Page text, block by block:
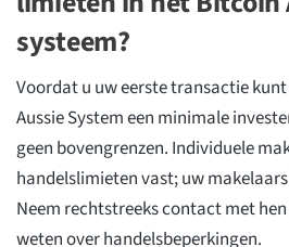
systeem?
Voordat u uw eerste transactie
Aussie System een minimale
geen bovengrenzen. Individuele
handelslimieten vast; uw
Neem rechtstreeks contact met
weten over handelsbeperkingen.